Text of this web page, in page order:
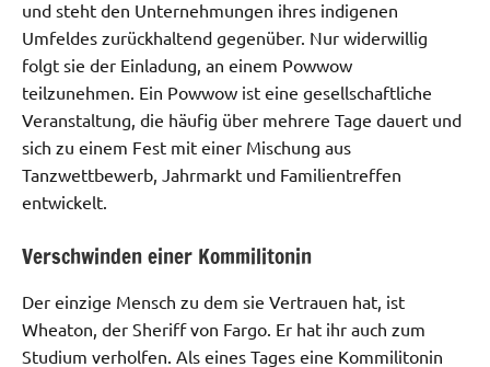
und steht den Unternehmungen ihres indigenen
Umfeldes zurückhaltend gegenüber. Nur widerwillig
folgt sie der Einladung, an einem Powwow
teilzunehmen. Ein Powwow ist eine gesellschaftliche
Veranstaltung, die häufig über mehrere Tage dauert und
sich zu einem Fest mit einer Mischung aus
Tanzwettbewerb, Jahrmarkt und Familientreffen
entwickelt.
Verschwinden einer Kommilitonin
Der einzige Mensch zu dem sie Vertrauen hat, ist
Wheaton, der Sheriff von Fargo. Er hat ihr auch zum
Studium verholfen. Als eines Tages eine Kommilitonin